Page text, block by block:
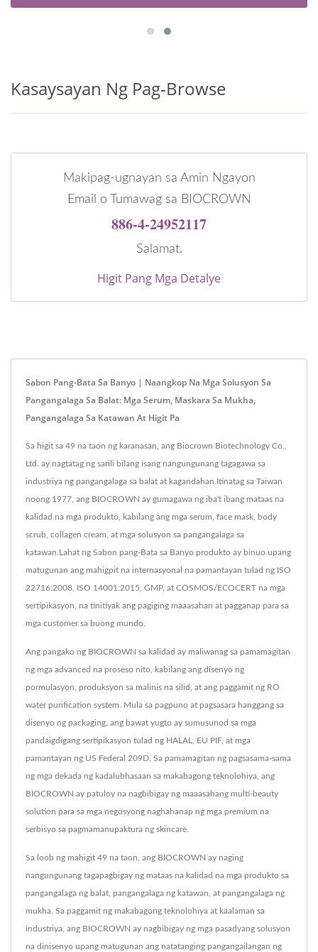
Kasaysayan Ng Pag-Browse
Makipag-ugnayan sa Amin Ngayon
Email o Tumawag sa BIOCROWN
886-4-24952117
Salamat.
Higit Pang Mga Detalye
Sabon Pang-Bata Sa Banyo | Naangkop Na Mga Solusyon Sa
Pangangalaga Sa Balat: Mga Serum, Maskara Sa Mukha,
Pangangalaga Sa Katawan At Higit Pa
Sa higit sa 49 na taon ng karanasan, ang Biocrown Biotechnology Co.,
Ltd. ay nagtatag ng sarili bilang isang nangungunang tagagawa sa
industriya ng pangangalaga sa balat at kagandahan.Itinatag sa Taiwan
noong 1977, ang BIOCROWN ay gumagawa ng iba't ibang mataas na
kalidad na mga produkto, kabilang ang mga serum, face mask, body
scrub, collagen cream, at mga solusyon sa pangangalaga sa
katawan.Lahat ng Sabon pang-Bata sa Banyo produkto ay binuo upang
matugunan ang mahigpit na internasyonal na pamantayan tulad ng ISO
22716:2008, ISO 14001:2015, GMP, at COSMOS/ECOCERT na mga
sertipikasyon, na tinitiyak ang pagiging maaasahan at pagganap para sa
mga customer sa buong mundo.
Ang pangako ng BIOCROWN sa kalidad ay maliwanag sa pamamagitan
ng mga advanced na proseso nito, kabilang ang disenyo ng
pormulasyon, produksyon sa malinis na silid, at ang paggamit ng RO
water purification system. Mula sa pagpuno at pagsasara hanggang sa
disenyo ng packaging, ang bawat yugto ay sumusunod sa mga
pandaigdigang sertipikasyon tulad ng HALAL, EU PIF, at mga
pamantayan ng US Federal 209D. Sa pamamagitan ng pagsasama-sama
ng mga dekada ng kadalubhasaan sa makabagong teknolohiya, ang
BIOCROWN ay patuloy na nagbibigay ng maaasahang multi-beauty
solution para sa mga negosyong naghahanap ng mga premium na
serbisyo sa pagmamanupaktura ng skincare.
Sa loob ng mahigit 49 na taon, ang BIOCROWN ay naging
nangungunang tagapagbigay ng mataas na kalidad na mga produkto sa
pangangalaga ng balat, pangangalaga ng katawan, at pangangalaga ng
mukha. Sa paggamit ng makabagong teknolohiya at kaalaman sa
industriya, ang BIOCROWN ay nagbibigay ng mga pasadyang solusyon
na dinisenyo upang matugunan ang natatanging pangangailangan ng